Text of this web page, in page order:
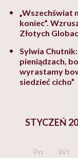
„Wszechświat
koniec”.
Złotych
Sylwia
pieniądzach,
wyrastamy
siedzieć cicho”
STYCZEŃ
Pn Wt